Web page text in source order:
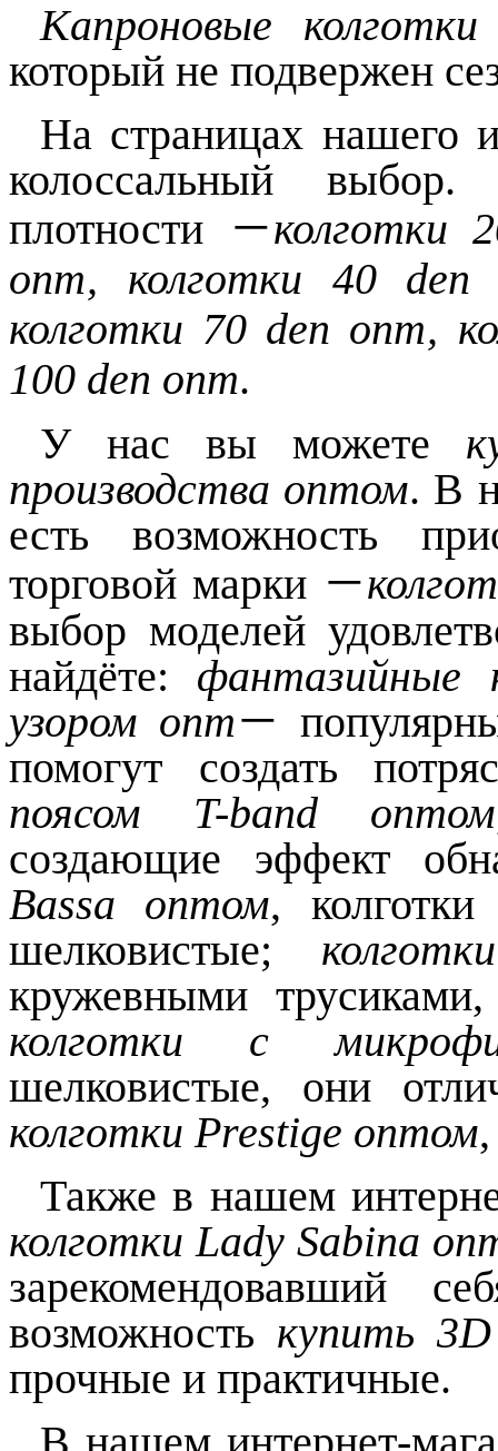
Капроновые
который не подвержен
На страницах нашего
колоссальный выбор.
плотности
－колготки
опт, колготки 40 den
колготки 70 den опт,
100 den опт.
У нас вы можете
производства оптом. В
есть возможность
торговой марки －
выбор моделей
найдёте: фантазийные
узором опт－
помогут создать
поясом T-band оптом
создающие эффект
Bassa оптом,
шелковистые;
кружевными
колготки с
шелковистые, они
колготкиPrestige оптом
Также в нашем
колготкиLady Sabina
зарекомендовавший
возможность купить 3
прочные и практичные.